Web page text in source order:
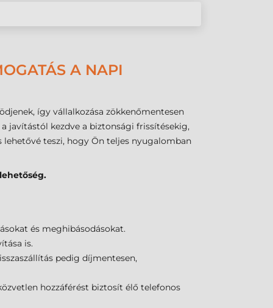
A NAPI
így vállalkozása zökkenőmentesen
javítástól kezdve a biztonsági frissítésekig,
lehetővé teszi, hogy Ön teljes nyugalomban
és meghibásodásokat.
is.
pedig díjmentesen,
hozzáférést biztosít élő telefonos